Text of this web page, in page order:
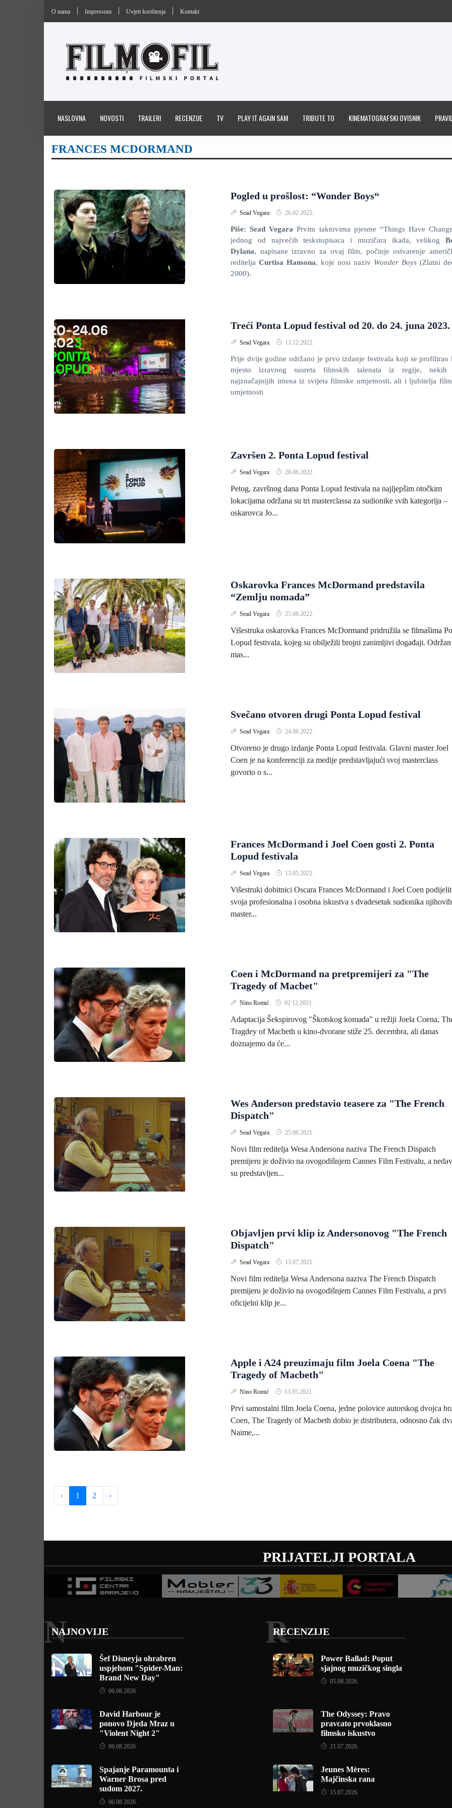
O nama Impressum Uvjeti korištenja Kontakt
NASLOVNA NOVOSTI TRAILERI RECENZIJE TV PLAY IT AGAIN SAM TRIBUTE TO KINEMATOGRAFSKI OVISNIK
FRANCES MCDORMAND
Pogled u prošlost: “Wonder Boys“
Sead Vegara 26.02.2025.
Piše: Sead Vegara Prvim taktovima pjesme “Things Have
jednog od najvećih teskstopisaca i muzičara ikada, velikog
Dylana, napisane izravno za ovaj film, počinje ostvarenje
reditelja Curtisa Hansona, koje nosi naziv Wonder Boys (Zlatni
2000).
Treći Ponta Lopud festival od 20. do 24. juna 2023.
Sead Vegara 13.12.2022.
Prije dvije godine održano je prvo izdanje festivala koji se profilirao
mjesto izravnog susreta filmskih talenata iz regije, nekih
najznačajnijih imena iz svijeta filmske umjetnosti, ali i ljubitelja
umjetnosti
Završen 2. Ponta Lopud festival
Sead Vegara 28.06.2022.
Petog, završnog dana Ponta Lopud festivala na najljepšim otočkim
lokacijama održana su tri masterclassa za sudionike svih kategorija –
oskarovca Jo...
Oskarovka Frances McDormand predstavila
“Zemlju nomada”
Sead Vegara 25.06.2022.
Višestruka oskarovka Frances McDormand pridružila se filmašima
Lopud festivala, kojeg su obilježili brojni zanimljivi događaji.
mas...
Svečano otvoren drugi Ponta Lopud festival
Sead Vegara 24.06.2022.
Otvoreno je drugo izdanje Ponta Lopud festivala. Glavni master Joel
Coen je na konferenciji za medije predstavljajući svoj masterclass
govorio o s...
Frances McDormand i Joel Coen gosti 2. Ponta
Lopud festivala
Sead Vegara 13.05.2022.
Višestruki dobitnici Oscara Frances McDormand i Joel Coen
svoja profesionalna i osobna iskustva s dvadesetak sudionika njihovih
master...
Coen i McDormand na pretpremijeri za "The
Tragedy of Macbet"
Nino Romić 02.12.2021.
Adaptacija Šekspirovog "Škotskog komada" u režiji Joela Coena,
Tragdey of Macbeth u kino-dvorane stiže 25. decembra, ali danas
doznajemo da će...
Wes Anderson predstavio teasere za "The French
Dispatch"
Sead Vegara 25.08.2021.
Novi film reditelja Wesa Andersona naziva The French Dispatch
premijeru je doživio na ovogodišnjem Cannes Film Festivalu, a
su predstavljen...
Objavljen prvi klip iz Andersonovog "The French
Dispatch"
Sead Vegara 15.07.2021.
Novi film reditelja Wesa Andersona naziva The French Dispatch
premijeru je doživio na ovogodišnjem Cannes Film Festivalu, a prvi
oficijelni klip je...
Apple i A24 preuzimaju film Joela Coena "The
Tragedy of Macbeth"
Nino Romić 13.05.2021.
Prvi samostalni film Joela Coena, jedne polovice autorskog dvojca
Coen, The Tragedy of Macbeth dobio je distributera, odnosno čak
Naime,...
‹ 1 2 ›
PRIJATELJI PORTALA
NAJNOVIJE
N
Šef Disneyja ohrabren
uspjehom "Spider-Man:
Brand New Day"
06.08.2026.
David Harbour je
ponovo Djeda Mraz u
"Violent Night 2"
06.08.2026.
Spajanje Paramounta i
Warner Brosa pred
sudom 2027.
06.08.2026.
RECENZIJE
R
Power Ballad: Poput
sjajnog muzičkog singla
05.08.2026.
The Odyssey: Pravo
pravcato prvoklasno
filmsko iskustvo
21.07.2026.
Jeunes Mères:
Majčinska rana
15.07.2026.